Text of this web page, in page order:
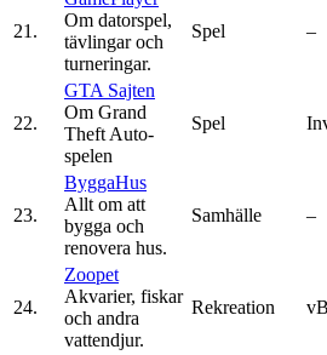
21.
Om datorspel,
tävlingar och
turneringar.
Spel –
22.
GTA Sajten
Om Grand
Theft Auto-
spelen
Spel
23.
ByggaHus
Allt om att
bygga och
renovera hus.
Samhälle –
24.
Zoopet
Akvarier, fiskar
och andra
vattendjur.
Rekreation